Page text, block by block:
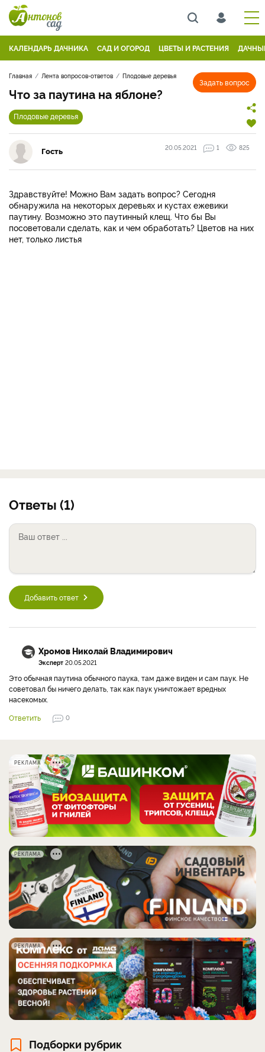
КАЛЕНДАРЬ ДАЧНИКА САД И ОГОРОД ЦВЕТЫ И РАСТЕНИЯ
Задать вопрос
Главная Лента вопросов-ответов Плодовые деревья
Что за паутина на яблоне?
Плодовые деревья
Гость 20.05.2021 1 825
Здравствуйте! Можно Вам задать вопрос? Сегодня
обнаружила на некоторых деревьях и кустах ежевики
паутину. Возможно это паутинный клещ. Что бы Вы
посоветовали сделать, как и чем обработать? Цветов на них
нет, только листья
Ответы (1)
Добавить ответ
Хромов Николай Владимирович
Эксперт 20.05.2021
Это обычная паутина обычного паука, там даже виден и сам паук. Не
советовал бы ничего делать, так как паук уничтожает вредных
насекомых.
Ответить
0
РЕКЛАМА
РЕКЛАМА
РЕКЛАМА
Подборки рубрик